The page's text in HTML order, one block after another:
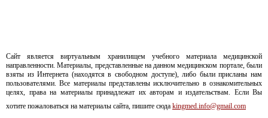
Сайт является виртуальным хранилищем учебного материала медицинской
направленности. Материалы, представленные на данном медицинском портале, были
взяты из Интернета (находятся в свободном доступе), либо были присланы нам
пользователями. Все материалы представлены исключительно в ознакомительных
целях, права на материалы принадлежат их авторам и издательствам. Если Вы
хотите пожаловаться на материалы сайта, пишите сюда kingmed.info@gmail.com